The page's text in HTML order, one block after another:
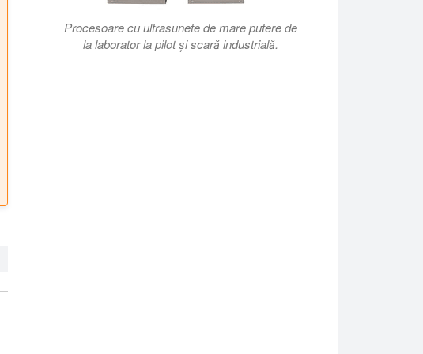
Procesoare cu ultrasunete de mare putere de
la laborator la pilot și scară industrială.